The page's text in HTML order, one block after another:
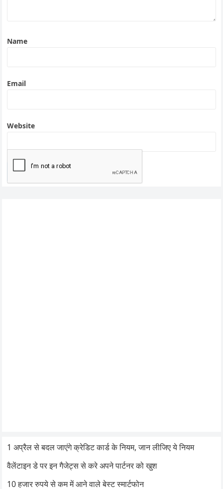
Name
Email
Website
1 अप्रैल से बदल जाएंगे क्रेडिट कार्ड के नियम, जान लीजिए ये नियम
वैलेंटाइन डे पर इन गैजेट्स से करे अपने पार्टनर को खुश
10 हजार रुपये से कम में आने वाले बेस्ट स्मार्टफोन